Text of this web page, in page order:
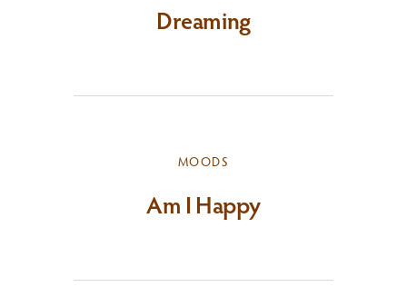
Dreaming
MOODS
Am I Happy